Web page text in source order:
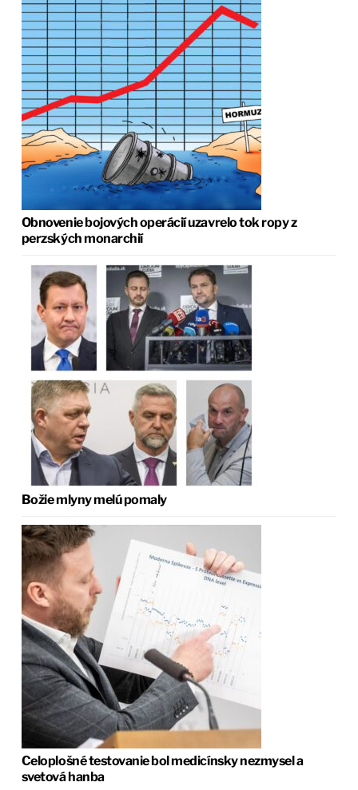
Obnovenie bojových operácií uzavrelo tok ropy z
perzských monarchií
Božie mlyny melú pomaly
Celoplošné testovanie bol medicínsky nezmysel a
svetová hanba